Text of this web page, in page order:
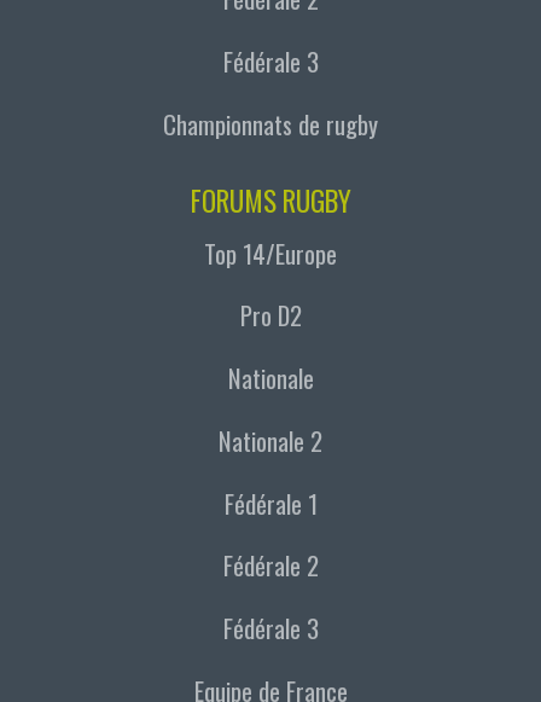
Fédérale 3
Championnats de rugby
FORUMS RUGBY
Top 14/Europe
Pro D2
Nationale
Nationale 2
Fédérale 1
Fédérale 2
Fédérale 3
Equipe de France